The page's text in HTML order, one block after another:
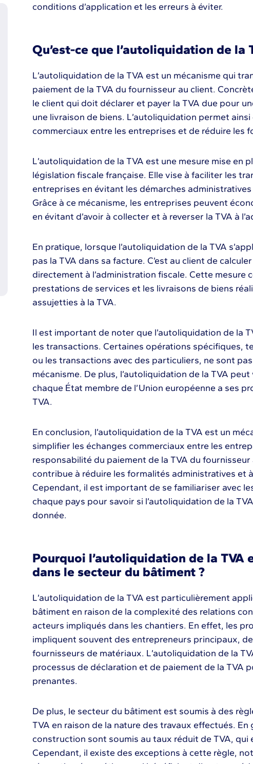
conditions d’application et les erreurs à éviter.
Qu’est-ce que l’autoliquidation de la
L’autoliquidation de la TVA est un mécanisme qui
paiement de la TVA du fournisseur au client.
le client qui doit déclarer et payer la TVA due pour
une livraison de biens. L’autoliquidation permet
commerciaux entre les entreprises et de réduire les
L’autoliquidation de la TVA est une mesure mise en
législation fiscale française. Elle vise à faciliter les
entreprises en évitant les démarches
Grâce à ce mécanisme, les entreprises peuvent
en évitant d’avoir à collecter et à reverser la TVA à
En pratique, lorsque l’autoliquidation de la TVA
pas la TVA dans sa facture. C’est au client de
directement à l’administration fiscale. Cette mesure
prestations de services et les livraisons de biens
assujetties à la TVA.
Il est important de noter que l’autoliquidation de la
les transactions. Certaines opérations spécifiques,
ou les transactions avec des particuliers, ne sont
mécanisme. De plus, l’autoliquidation de la TVA peut
chaque État membre de l’Union européenne a ses
TVA.
En conclusion, l’autoliquidation de la TVA est un
simplifier les échanges commerciaux entre les
responsabilité du paiement de la TVA du
contribue à réduire les formalités administratives et
Cependant, il est important de se familiariser avec
chaque pays pour savoir si l’autoliquidation de la
donnée.
Pourquoi l’autoliquidation de la TVA
dans le secteur du bâtiment ?
L’autoliquidation de la TVA est particulièrement
bâtiment en raison de la complexité des relations
acteurs impliqués dans les chantiers. En effet, les
impliquent souvent des entrepreneurs principaux,
fournisseurs de matériaux. L’autoliquidation de la
processus de déclaration et de paiement de la TVA
prenantes.
De plus, le secteur du bâtiment est soumis à des
TVA en raison de la nature des travaux effectués. En
construction sont soumis au taux réduit de TVA, qui
Cependant, il existe des exceptions à cette règle,